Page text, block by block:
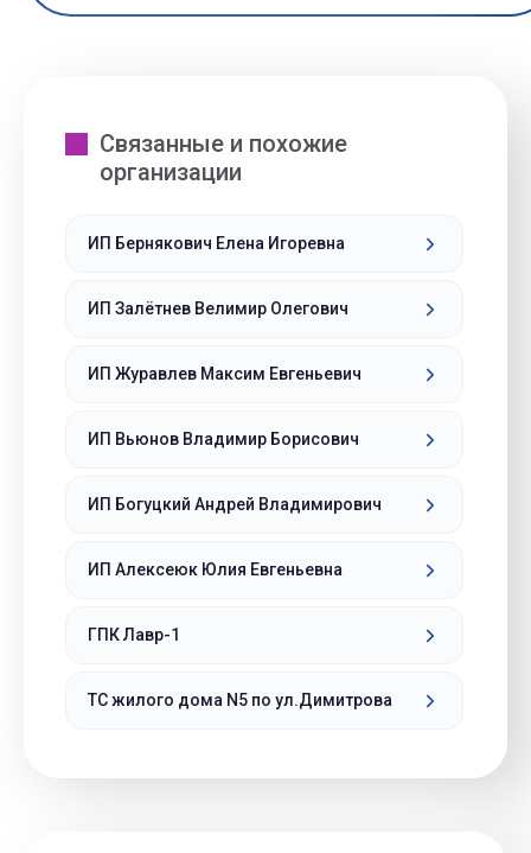
Связанные и похожие
организации
ИП Бернякович Елена Игоревна
ИП Залётнев Велимир Олегович
ИП Журавлев Максим Евгеньевич
ИП Вьюнов Владимир Борисович
ИП Богуцкий Андрей Владимирович
ИП Алексеюк Юлия Евгеньевна
ГПК Лавр-1
ТС жилого дома N5 по ул.Димитрова